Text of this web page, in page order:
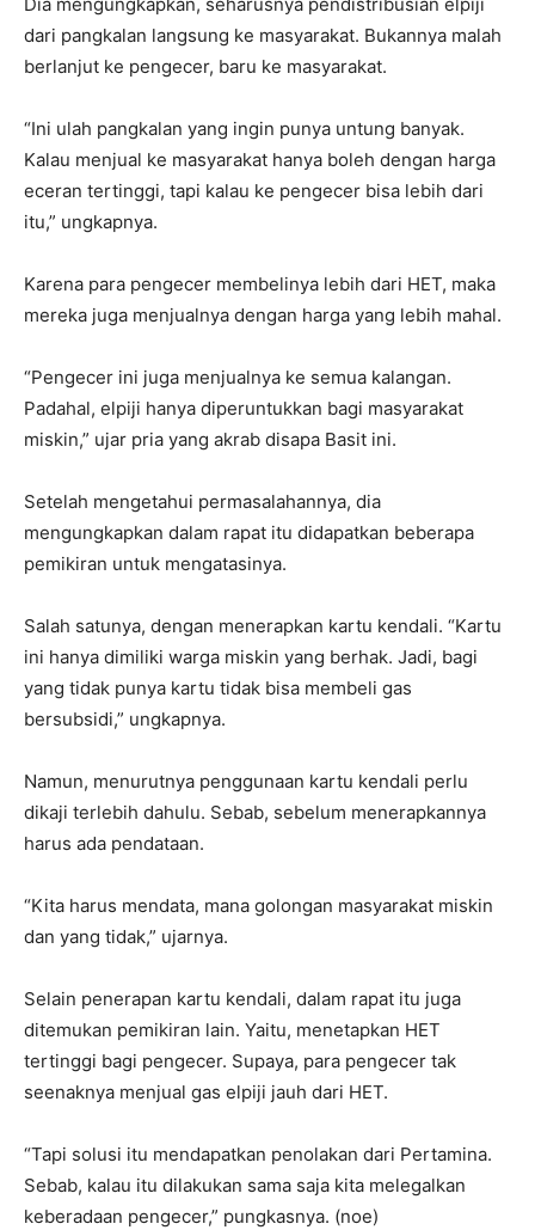
dari pangkalan langsung ke masyarakat. Bukannya malah
berlanjut ke pengecer, baru ke masyarakat.
“Ini ulah pangkalan yang ingin punya untung banyak.
Kalau menjual ke masyarakat hanya boleh dengan harga
eceran tertinggi, tapi kalau ke pengecer bisa lebih dari
itu,” ungkapnya.
Karena para pengecer membelinya lebih dari HET, maka
mereka juga menjualnya dengan harga yang lebih mahal.
“Pengecer ini juga menjualnya ke semua kalangan.
Padahal, elpiji hanya diperuntukkan bagi masyarakat
miskin,” ujar pria yang akrab disapa Basit ini.
Setelah mengetahui permasalahannya, dia
mengungkapkan dalam rapat itu didapatkan beberapa
pemikiran untuk mengatasinya.
Salah satunya, dengan menerapkan kartu kendali. “Kartu
ini hanya dimiliki warga miskin yang berhak. Jadi, bagi
yang tidak punya kartu tidak bisa membeli gas
bersubsidi,” ungkapnya.
Namun, menurutnya penggunaan kartu kendali perlu
dikaji terlebih dahulu. Sebab, sebelum menerapkannya
harus ada pendataan.
“Kita harus mendata, mana golongan masyarakat miskin
dan yang tidak,” ujarnya.
Selain penerapan kartu kendali, dalam rapat itu juga
ditemukan pemikiran lain. Yaitu, menetapkan HET
tertinggi bagi pengecer. Supaya, para pengecer tak
seenaknya menjual gas elpiji jauh dari HET.
“Tapi solusi itu mendapatkan penolakan dari Pertamina.
Sebab, kalau itu dilakukan sama saja kita melegalkan
keberadaan pengecer,” pungkasnya. (noe)